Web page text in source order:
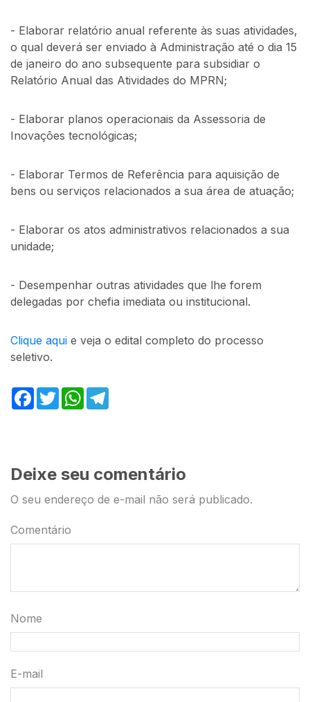
- Elaborar relatório anual referente às suas atividades,
o qual deverá ser enviado à Administração até o dia 15
de janeiro do ano subsequente para subsidiar o
Relatório Anual das Atividades do MPRN;
- Elaborar planos operacionais da Assessoria de
Inovações tecnológicas;
- Elaborar Termos de Referência para aquisição de
bens ou serviços relacionados a sua área de atuação;
- Elaborar os atos administrativos relacionados a sua
unidade;
- Desempenhar outras atividades que lhe forem
delegadas por chefia imediata ou institucional.
Clique aqui e veja o edital completo do processo
seletivo.
Facebook
Twitter WhatsApp
Deixe seu comentário
O seu endereço de e-mail não será publicado.
Comentário
Nome
E-mail